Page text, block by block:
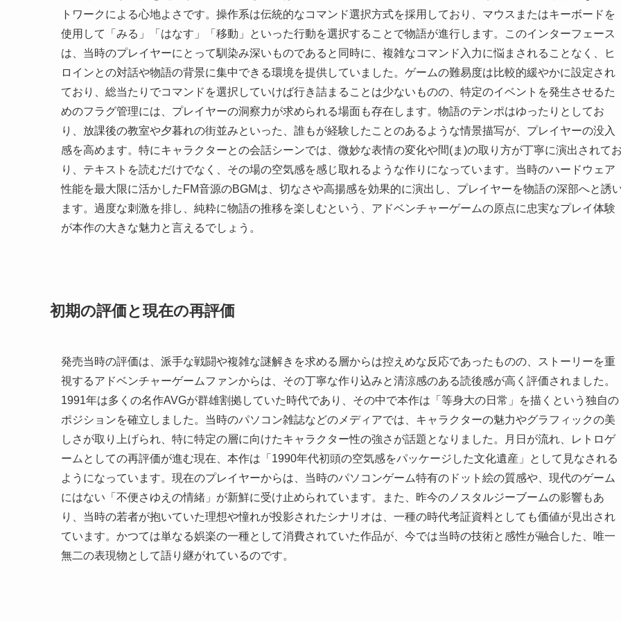
トワークによる心地よさです。操作系は伝統的なコマンド選択方式を採用しており、マウスまたはキーボードを
使用して「みる」「はなす」「移動」といった行動を選択することで物語が進行します。このインターフェース
は、当時のプレイヤーにとって馴染み深いものであると同時に、複雑なコマンド入力に悩まされることなく、ヒ
ロインとの対話や物語の背景に集中できる環境を提供していました。ゲームの難易度は比較的緩やかに設定され
ており、総当たりでコマンドを選択していけば行き詰まることは少ないものの、特定のイベントを発生させるた
めのフラグ管理には、プレイヤーの洞察力が求められる場面も存在します。物語のテンポはゆったりとしてお
り、放課後の教室や夕暮れの街並みといった、誰もが経験したことのあるような情景描写が、プレイヤーの没入
感を高めます。特にキャラクターとの会話シーンでは、微妙な表情の変化や間(ま)の取り方が丁寧に演出されて
り、テキストを読むだけでなく、その場の空気感を感じ取れるような作りになっています。当時のハードウェア
性能を最大限に活かしたFM音源のBGMは、切なさや高揚感を効果的に演出し、プレイヤーを物語の深部へと誘
ます。過度な刺激を排し、純粋に物語の推移を楽しむという、アドベンチャーゲームの原点に忠実なプレイ体験
が本作の大きな魅力と言えるでしょう。
初期の評価と現在の再評価
発売当時の評価は、派手な戦闘や複雑な謎解きを求める層からは控えめな反応であったものの、ストーリーを重
視するアドベンチャーゲームファンからは、その丁寧な作り込みと清涼感のある読後感が高く評価されました。
1991年は多くの名作AVGが群雄割拠していた時代であり、その中で本作は「等身大の日常」を描くという独自の
ポジションを確立しました。当時のパソコン雑誌などのメディアでは、キャラクターの魅力やグラフィックの美
しさが取り上げられ、特に特定の層に向けたキャラクター性の強さが話題となりました。月日が流れ、レトロゲ
ームとしての再評価が進む現在、本作は「1990年代初頭の空気感をパッケージした文化遺産」として見なされる
ようになっています。現在のプレイヤーからは、当時のパソコンゲーム特有のドット絵の質感や、現代のゲーム
にはない「不便さゆえの情緒」が新鮮に受け止められています。また、昨今のノスタルジーブームの影響もあ
り、当時の若者が抱いていた理想や憧れが投影されたシナリオは、一種の時代考証資料としても価値が見出され
ています。かつては単なる娯楽の一種として消費されていた作品が、今では当時の技術と感性が融合した、唯一
無二の表現物として語り継がれているのです。